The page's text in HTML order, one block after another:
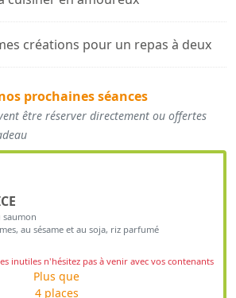
créations pour un repas à deux
prochaines séances
être réserver directement ou offertes
saumon
au sésame et au soja, riz parfumé
inutiles n'hésitez pas à venir avec vos contenants
Plus que
4 places